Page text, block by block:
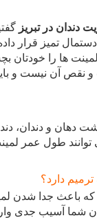
دندان در تبریز
تمیز قرار
لمینت ها را
و نقص آن نیست و
دهان و دندان،
طول عمر
دارد؟
که باعث جدا شدن
شما آسیب جدی